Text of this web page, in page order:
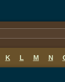
K L M N